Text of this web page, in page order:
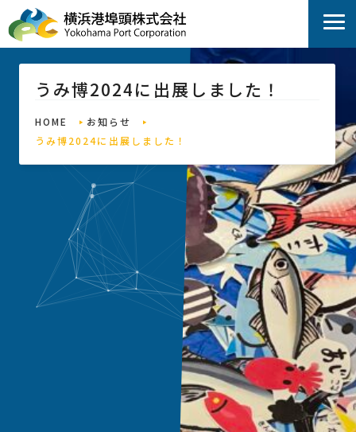
うみ博2024に出展しました！
HOME
お知らせ
うみ博2024に出展しました！